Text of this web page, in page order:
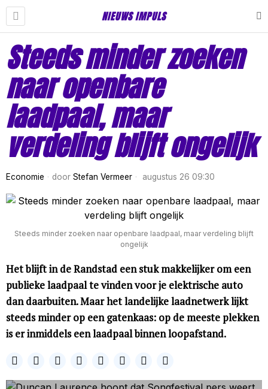
NIEUWS IMPULS
Steeds minder zoeken
naar openbare
laadpaal, maar
verdeling blijft ongelijk
Economie door Stefan Vermeer augustus 26 09:30
Steeds minder zoeken naar openbare laadpaal, maar verdeling blijft
ongelijk
Het blijft in de Randstad een stuk makkelijker om een
publieke laadpaal te vinden voor je elektrische auto
dan daarbuiten. Maar het landelijke laadnetwerk lijkt
steeds minder op een gatenkaas: op de meeste plekken
is er inmiddels een laadpaal binnen loopafstand.